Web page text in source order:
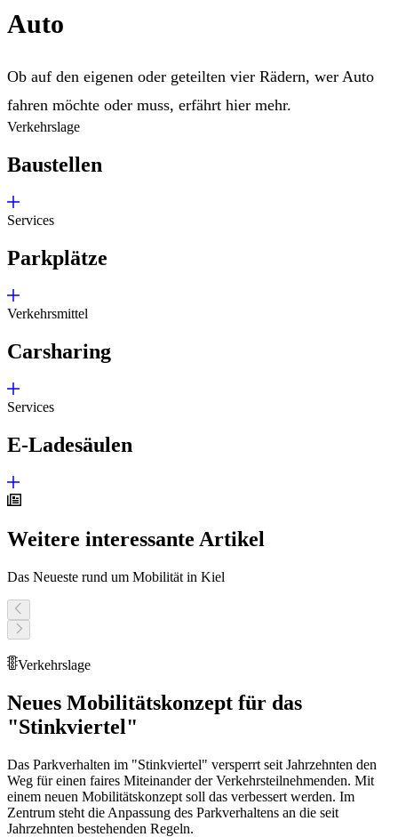
Auto
Ob auf den eigenen oder geteilten vier Rädern, wer Auto
fahren möchte oder muss, erfährt hier mehr.
Verkehrslage
Baustellen
Services
Parkplätze
Verkehrsmittel
Carsharing
Services
E-Ladesäulen
Weitere interessante Artikel
Das Neueste rund um Mobilität in Kiel
Verkehrslage
Neues Mobilitätskonzept für das
"Stinkviertel"
Das Parkverhalten im "Stinkviertel" versperrt seit Jahrzehnten den
Weg für einen faires Miteinander der Verkehrsteilnehmenden. Mit
einem neuen Mobilitätskonzept soll das verbessert werden. Im
Zentrum steht die Anpassung des Parkverhaltens an die seit
Jahrzehnten bestehenden Regeln.